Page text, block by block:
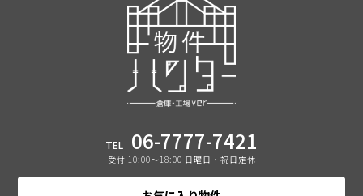
TEL 06-7777-7421
受付 10:00〜18:00 日曜日・祝日定休